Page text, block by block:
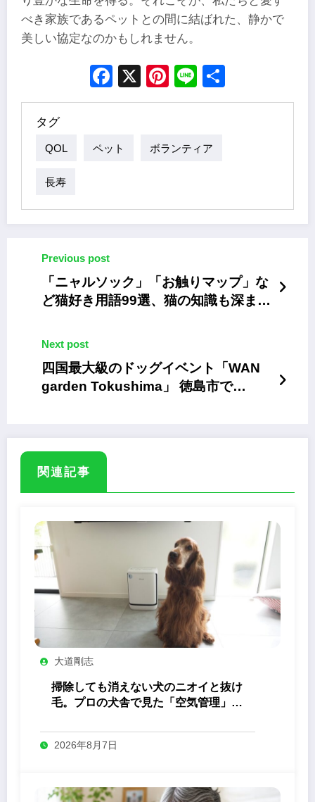
べき家族であるペットとの間に結ばれた、静かで
美しい協定なのかもしれません。
Facebook
X Pinterest
Line
タグ
QOL ペット ボランティア
長寿
Previous post
「ニャルソック」「お触りマップ」な
ど猫好き用語99選、猫の知識も深まる
Next post
四国最大級のドッグイベント「WAN
garden Tokushima」 徳島市で
関連記事
大道剛志
掃除しても消えない犬のニオイと抜け
毛。プロの犬舎で見た「空気管理」の
2026年8月7日